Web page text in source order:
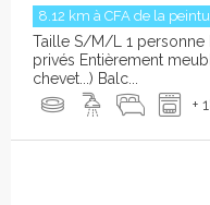
8.12 km à CFA de la
Taille S/M/L 1
privés Entièrement
chevet...) Balc...
+